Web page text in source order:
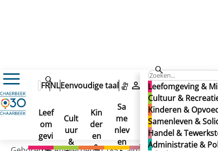
Leefomgeving &
Cultuur &
Kinderen &
Samenleven &
Handel &
Administratie &
FRNLEenvoudige taal Mijn ruimte
Leef
om
gevi
ng
Cult
uur
&
Kin
der
en
&
Sa
me
nlev
en
Han
del
&
Tew
Ad
min
istr
atie
BLOCKX, Jan (straat)
BLOCKX, Jan (straat)
BLOCKX, Jan (straat)
Gepubliceerd op 02/12/2024